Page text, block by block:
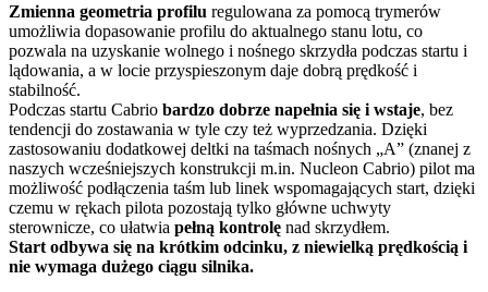
Zmienna geometria profilu regulowana za pomocą trymerów
umożliwia dopasowanie profilu do aktualnego stanu lotu, co
pozwala na uzyskanie wolnego i nośnego skrzydła podczas startu i
lądowania, a w locie przyspieszonym daje dobrą prędkość i
stabilność.
Podczas startu Cabrio bardzo dobrze napełnia się i wstaje, bez
tendencji do zostawania w tyle czy też wyprzedzania. Dzięki
zastosowaniu dodatkowej deltki na taśmach nośnych „A” (znanej z
naszych wcześniejszych konstrukcji m.in. Nucleon Cabrio) pilot ma
możliwość podłączenia taśm lub linek wspomagających start, dzięki
czemu w rękach pilota pozostają tylko główne uchwyty
sterownicze, co ułatwia pełną kontrolę nad skrzydłem.
Start odbywa się na krótkim odcinku, z niewielką prędkością i
nie wymaga dużego ciągu silnika.